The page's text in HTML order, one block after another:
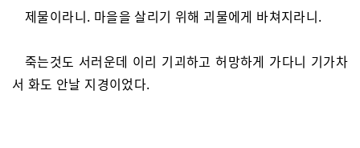
제물이라니. 마을을 살리기 위해 괴물에게 바쳐지라니.
죽는것도 서러운데 이리 기괴하고 허망하게 가다니 기가차
서 화도 안날 지경이었다.